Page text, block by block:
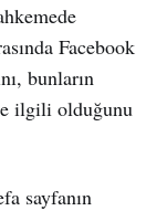
Facebook
bunların
ilgili olduğunu
sayfanın